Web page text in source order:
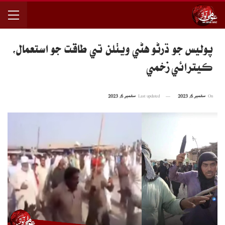
پوليس جو ڌرڻو هڻي ويٺلن تي طاقت جو استعمال،
ڪيترائي زخمي